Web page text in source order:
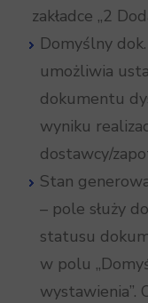
zakładce „2
Domyślny
umożliwia
dokumentu
wyniku
dostawcy/
Stan
– pole służy
statusu
w polu
wystawienia”.